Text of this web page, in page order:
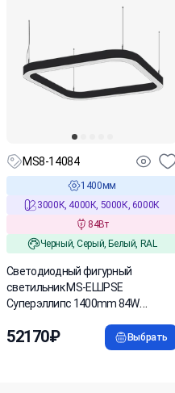
MS8-14084
1400мм
3000К, 4000К, 5000К, 6000К
84Вт
Черный, Серый, Белый, RAL
Светодиодный фигурный
светильник MS-ELLIPSE
Суперэллипс 1400mm 84W
52170₽ Выбрать